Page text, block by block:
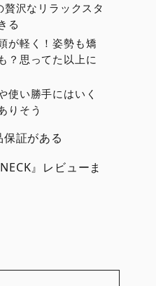
贅沢なリラックスタ
る
が軽く！姿勢も矯
？思ってた以上に
使い勝手にはいく
りそう
証がある
』レビューま